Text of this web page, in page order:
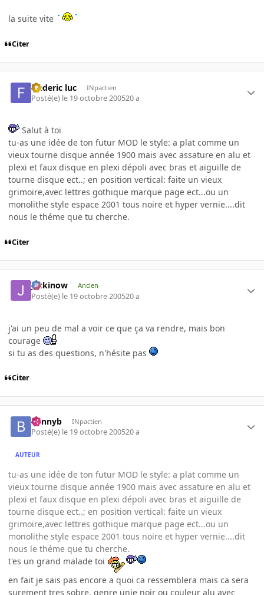
la suite vite
Citer
frederic luc INpactien
Posté(e) le 19 octobre 200520 a
Salut à toi
tu-as une idée de ton futur MOD le style: a plat comme un
vieux tourne disque année 1900 mais avec assature en alu et
plexi et faux disque en plexi dépoli avec bras et aiguille de
tourne disque ect..; en position vertical: faite un vieux
grimoire,avec lettres gothique marque page ect...ou un
monolithe style espace 2001 tous noire et hyper vernie....dit
nous le théme que tu cherche.
Citer
jackinow Ancien
Posté(e) le 19 octobre 200520 a
j'ai un peu de mal a voir ce que ça va rendre, mais bon
courage
si tu as des questions, n'hésite pas
Citer
bennyb INpactien
Posté(e) le 19 octobre 200520 a
AUTEUR
tu-as une idée de ton futur MOD le style: a plat comme un
vieux tourne disque année 1900 mais avec assature en alu et
plexi et faux disque en plexi dépoli avec bras et aiguille de
tourne disque ect..; en position vertical: faite un vieux
grimoire,avec lettres gothique marque page ect...ou un
monolithe style espace 2001 tous noire et hyper vernie....dit
nous le théme que tu cherche.
t'es un grand malade toi
en fait je sais pas encore a quoi ca ressemblera mais ca sera
surement tres sobre, genre unie noir ou couleur alu avec